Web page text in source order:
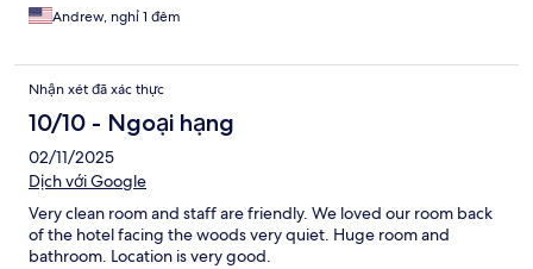
Andrew, nghỉ 1 đêm
Nhận xét đã xác thực
10/10 - Ngoại hạng
02/11/2025
Dịch với Google
Very clean room and staff are friendly. We loved our room back
of the hotel facing the woods very quiet. Huge room and
bathroom. Location is very good.